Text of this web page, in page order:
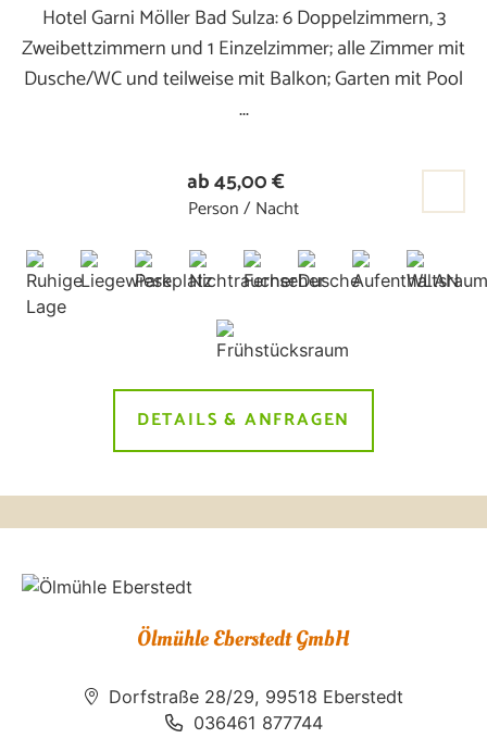
Hotel Garni Möller Bad Sulza: 6 Doppelzimmern, 3
Zweibettzimmern und 1 Einzelzimmer; alle Zimmer mit
Dusche/WC und teilweise mit Balkon; Garten mit Pool
...
ab 45,00 €
Person / Nacht
DETAILS & ANFRAGEN
Ölmühle Eberstedt GmbH
Dorfstraße 28/29, 99518 Eberstedt
036461 877744